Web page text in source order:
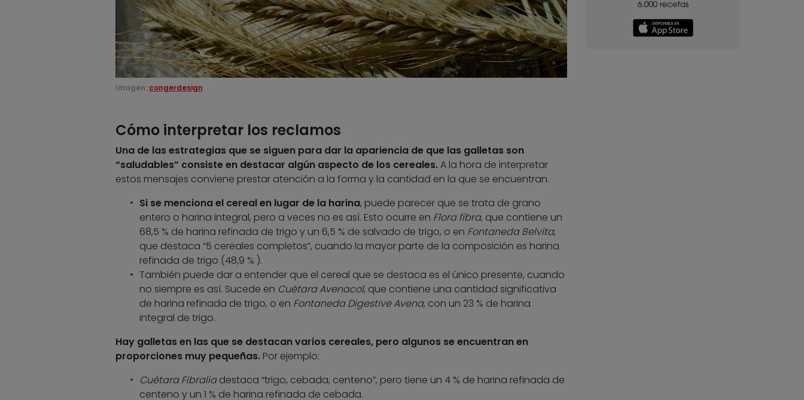
Imagen: congerdesign
Cómo interpretar los reclamos
Una de las estrategias que se siguen para dar la apariencia de que las galletas son
“saludables” consiste en destacar algún aspecto de los cereales.A la hora de interpretar
estos mensajes conviene prestar atención a la forma y la cantidad en la que se encuentran.
Si se menciona el cereal en lugar de la harina, puede parecer que se trata de grano
entero o harina integral, pero a veces no es así. Esto ocurre en Flora fibra, que contiene un
68,5 % de harina refinada de trigo y un 6,5 % de salvado de trigo, o en Fontaneda Belvita,
que destaca “5 cereales completos”, cuando la mayor parte de la composición es harina
refinada de trigo (48,9 % ).
También puede dar a entender que el cereal que se destaca es el único presente, cuando
no siempre es así. Sucede en Cuétara Avenacol, que contiene una cantidad significativa
de harina refinada de trigo, o en Fontaneda Digestive Avena, con un 23 % de harina
integral de trigo.
Hay galletas en las que se destacan varios cereales, pero algunos se encuentran en
proporciones muy pequeñas.Por ejemplo:
Cuétara Fibraliadestaca “trigo, cebada, centeno”, pero tiene un 4 % de harina refinada de
centeno y un 1 % de harina refinada de cebada.